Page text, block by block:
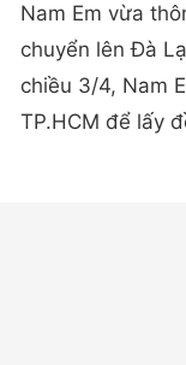
Nam Em vừa
chuyển lên Đà
chiều 3/4, Nam
TP.HCM để lấy